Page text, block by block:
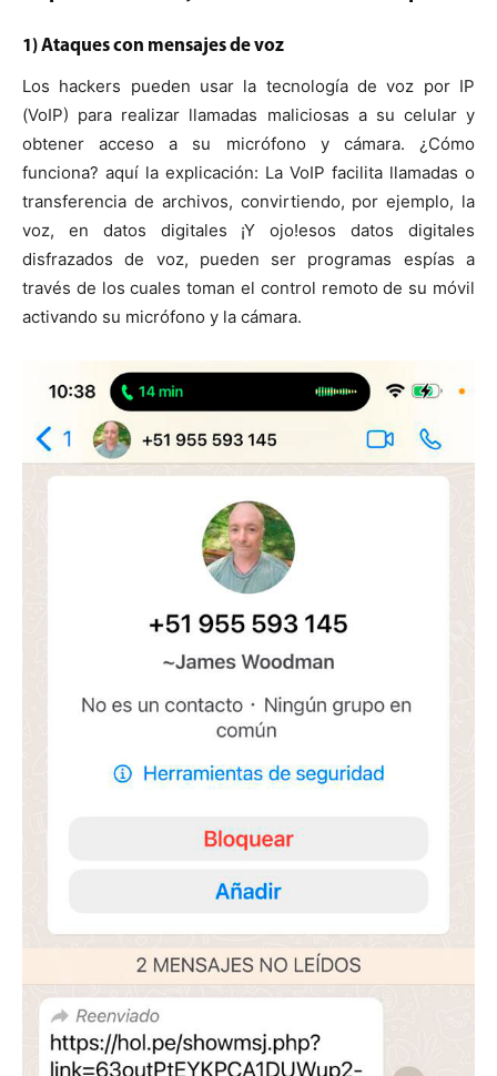
1) Ataques con mensajes de voz
Los hackers pueden usar la tecnología de voz por IP
(VoIP) para realizar llamadas maliciosas a su celular y
obtener acceso a su micrófono y cámara. ¿Cómo
funciona? aquí la explicación: La VoIP facilita llamadas o
transferencia de archivos, convirtiendo, por ejemplo, la
voz, en datos digitales ¡Y ojo!esos datos digitales
disfrazados de voz, pueden ser programas espías a
través de los cuales toman el control remoto de su móvil
activando su micrófono y la cámara.